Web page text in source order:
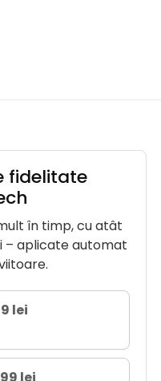
fidelitate
în timp, cu atât
– aplicate automat
lei